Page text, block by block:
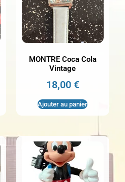
MONTRE Coca Cola
Vintage
18,00 €
Ajouter au panier